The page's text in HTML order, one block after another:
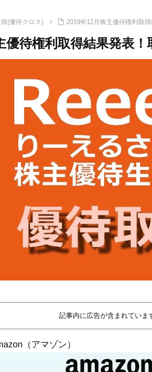
(優待クロス) 2019年12月株主優待権利取
優待権利取得結果発表
記事内に広告が含まれていま
（アマゾン）